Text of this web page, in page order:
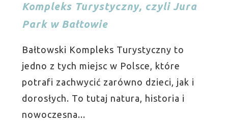
Kompleks Turystyczny, czyli Jura
Park w Bałtowie
Bałtowski Kompleks Turystyczny to
jedno z tych miejsc w Polsce, które
potrafi zachwycić zarówno dzieci, jak i
dorosłych. To tutaj natura, historia i
nowoczesna...